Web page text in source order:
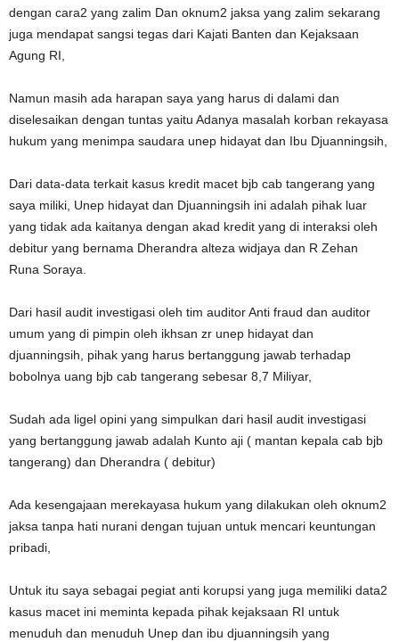
dengan cara2 yang zalim Dan oknum2 jaksa yang zalim sekarang
juga mendapat sangsi tegas dari Kajati Banten dan Kejaksaan
Agung RI,
Namun masih ada harapan saya yang harus di dalami dan
diselesaikan dengan tuntas yaitu Adanya masalah korban rekayasa
hukum yang menimpa saudara unep hidayat dan Ibu Djuanningsih,
Dari data-data terkait kasus kredit macet bjb cab tangerang yang
saya miliki, Unep hidayat dan Djuanningsih ini adalah pihak luar
yang tidak ada kaitanya dengan akad kredit yang di interaksi oleh
debitur yang bernama Dherandra alteza widjaya dan R Zehan
Runa Soraya.
Dari hasil audit investigasi oleh tim auditor Anti fraud dan auditor
umum yang di pimpin oleh ikhsan zr unep hidayat dan
djuanningsih, pihak yang harus bertanggung jawab terhadap
bobolnya uang bjb cab tangerang sebesar 8,7 Miliyar,
Sudah ada ligel opini yang simpulkan dari hasil audit investigasi
yang bertanggung jawab adalah Kunto aji ( mantan kepala cab bjb
tangerang) dan Dherandra ( debitur)
Ada kesengajaan merekayasa hukum yang dilakukan oleh oknum2
jaksa tanpa hati nurani dengan tujuan untuk mencari keuntungan
pribadi,
Untuk itu saya sebagai pegiat anti korupsi yang juga memiliki data2
kasus macet ini meminta kepada pihak kejaksaan RI untuk
menuduh dan menuduh Unep dan ibu djuanningsih yang